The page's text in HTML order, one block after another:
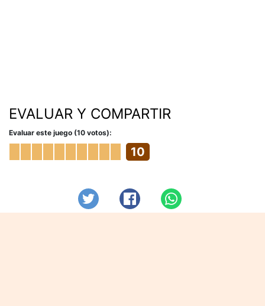
EVALUAR Y COMPARTIR
Evaluar este juego (10 votos):
10